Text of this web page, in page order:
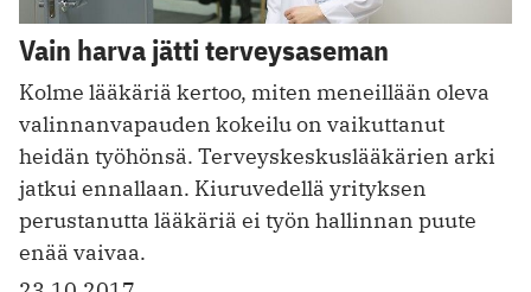
Vain harva jätti terveysaseman
Kolme lääkäriä kertoo, miten ­meneillään oleva
valinnanvapauden kokeilu on vaikuttanut
heidän työhönsä. Terveyskeskuslääkärien arki
jatkui ennallaan. Kiuruvedellä yrityksen
perustanutta lääkäriä ei työn hallinnan puute
enää vaivaa.